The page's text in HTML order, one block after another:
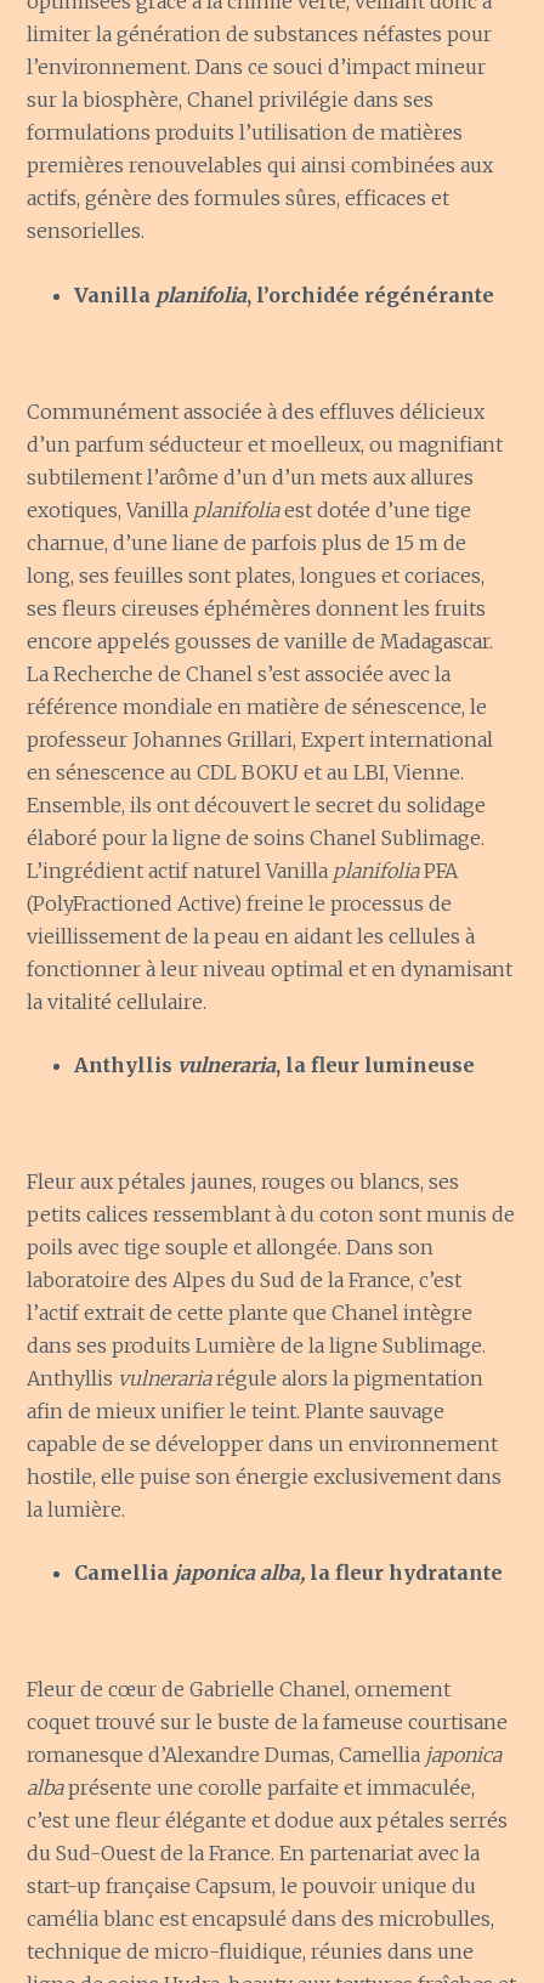
limiter la génération de substances néfastes pour
l’environnement. Dans ce souci d’impact mineur
sur la biosphère, Chanel privilégie dans ses
formulations produits l’utilisation de matières
premières renouvelables qui ainsi combinées aux
actifs, génère des formules sûres, efficaces et
sensorielles.
Vanilla planifolia, l’orchidée régénérante
Communément associée à des effluves délicieux
d’un parfum séducteur et moelleux, ou magnifiant
subtilement l’arôme d’un d’un mets aux allures
exotiques, Vanilla planifoliaest dotée d’une tige
charnue, d’une liane de parfois plus de 15 m de
long, ses feuilles sont plates, longues et coriaces,
ses fleurs cireuses éphémères donnent les fruits
encore appelés gousses de vanille de Madagascar.
La Recherche de Chanel s’est associée avec la
référence mondiale en matière de sénescence, le
professeur Johannes Grillari, Expert international
en sénescence au CDL BOKU et au LBI, Vienne.
Ensemble, ils ont découvert le secret du solidage
élaboré pour la ligne de soins Chanel Sublimage.
L’ingrédient actif naturel Vanilla planifoliaPFA
(PolyFractioned Active) freine le processus de
vieillissement de la peau en aidant les cellules à
fonctionner à leur niveau optimal et en dynamisant
la vitalité cellulaire.
Anthyllis vulneraria, la fleur lumineuse
Fleur aux pétales jaunes, rouges ou blancs, ses
petits calices ressemblant à du coton sont munis de
poils avec tige souple et allongée. Dans son
laboratoire des Alpes du Sud de la France, c’est
l’actif extrait de cette plante que Chanel intègre
dans ses produits Lumière de la ligne Sublimage.
Anthyllis vulnerariarégule alors la pigmentation
afin de mieux unifier le teint. Plante sauvage
capable de se développer dans un environnement
hostile, elle puise son énergie exclusivement dans
la lumière.
Camellia japonica alba, la fleur hydratante
Fleur de cœur de Gabrielle Chanel, ornement
coquet trouvé sur le buste de la fameuse courtisane
romanesque d’Alexandre Dumas, Camellia japonica
albaprésente une corolle parfaite et immaculée,
c’est une fleur élégante et dodue aux pétales serrés
du Sud-Ouest de la France. En partenariat avec la
start-up française Capsum, le pouvoir unique du
camélia blanc est encapsulé dans des microbulles,
technique de micro-fluidique, réunies dans une